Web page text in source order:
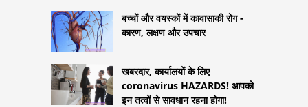
बच्चों और वयस्कों में कावासाकी रोग -
कारण, लक्षण और उपचार
खबरदार, कार्यालयों के लिए
coronavirus HAZARDS! आपको
इन तत्वों से सावधान रहना होगा!